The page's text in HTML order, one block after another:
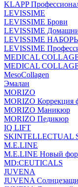
KLAPP
LEVISSIME
LEVISSIME Брови
LEVISSIME
LEVISSIME
LEVISSIME
MEDICAL
MEDICAL
MesoCollagen
Эмалан
MORIZO
MORIZO Коррекция
MORIZO Маникюр
MORIZO Педикюр
IQ LIFT
SKINTELLECTUAL
M.E.LINE
M.E.LINE Новый
MD:CEUTICALS
JUVENA
JUVENA